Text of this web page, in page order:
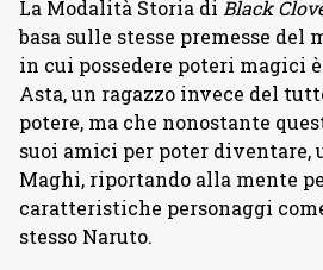
La Modalità Storia di Black
basa sulle stesse premesse del
in cui possedere poteri magici
Asta, un ragazzo invece del
potere, ma che nonostante
suoi amici per poter diventare,
Maghi, riportando alla mente
caratteristiche personaggi
stesso Naruto.